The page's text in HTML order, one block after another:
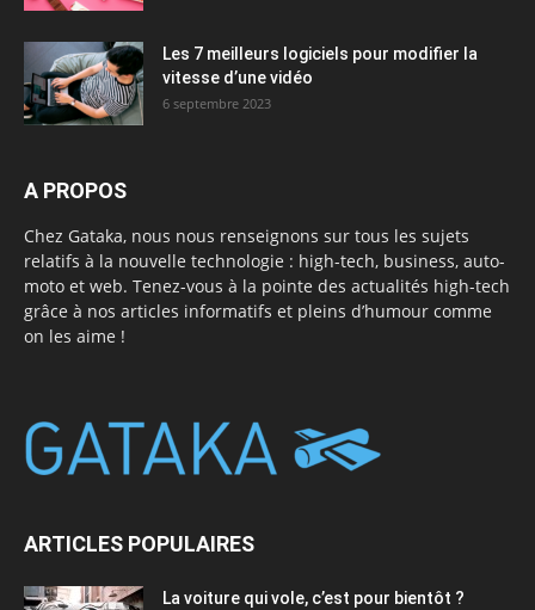
Les 7 meilleurs logiciels pour modifier la
vitesse d’une vidéo
6 septembre 2023
A PROPOS
Chez Gataka, nous nous renseignons sur tous les sujets
relatifs à la nouvelle technologie : high-tech, business, auto-
moto et web. Tenez-vous à la pointe des actualités high-tech
grâce à nos articles informatifs et pleins d’humour comme
on les aime !
ARTICLES POPULAIRES
La voiture qui vole, c’est pour bientôt ?